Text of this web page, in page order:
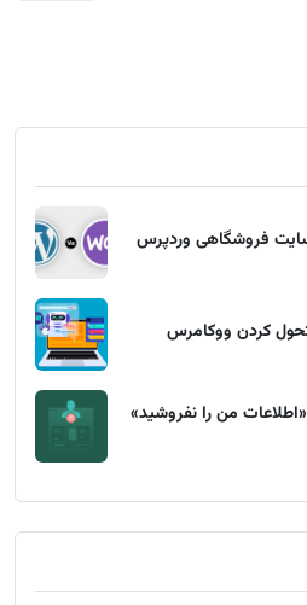
سایت فروشگاهی وردپرس
من را نفروشید»